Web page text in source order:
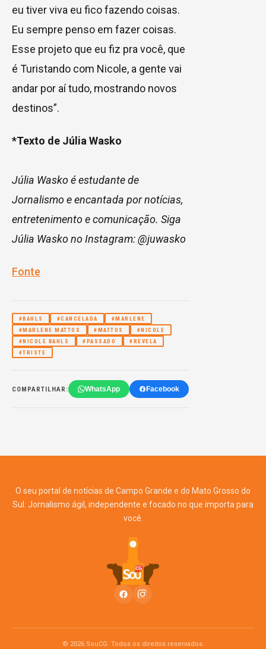
eu tiver viva eu fico fazendo coisas.
Eu sempre penso em fazer coisas.
Esse projeto que eu fiz pra você, que
é Turistando com Nicole, a gente vai
andar por aí tudo, mostrando novos
destinos”.
*Texto de Júlia Wasko
Júlia Wasko é estudante de
Jornalismo e encantada por notícias,
entretenimento e comunicação. Siga
Júlia Wasko no Instagram: @juwasko
Fonte
#BAHLS #CANCELADA
#MARLENE
#MARLENE MATTOS
#MATTOS
#NICOLE
#NICOLE BAHLS
#PASSADO
#REVELA
#TRISTE
COMPARTILHAR: WhatsApp Facebook
O seu portal de notícias de Campo Grande e do Mato Grosso do
Sul. Jornalismo ágil, independente e focado no que importa para
você.
© 2026 SouCG. Todos os direitos reservados.